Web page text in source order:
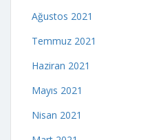
Ağustos 2021
Temmuz 2021
Haziran 2021
Mayıs 2021
Nisan 2021